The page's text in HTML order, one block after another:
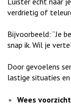
verdrietig of
Bijvoorbeeld: “Je
snap ik. Wil je
Door gevoelens
lastige situaties
Wees